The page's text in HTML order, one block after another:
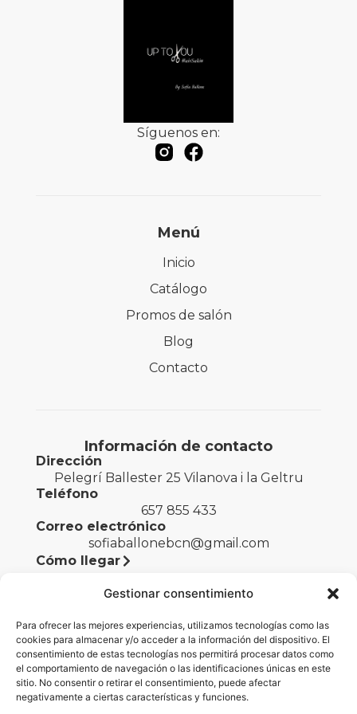
Gestionar consentimiento
Para ofrecer las mejores experiencias, utilizamos tecnologías como las
cookies para almacenar y/o acceder a la información del dispositivo. El
consentimiento de estas tecnologías nos permitirá procesar datos como
el comportamiento de navegación o las identificaciones únicas en este
sitio. No consentir o retirar el consentimiento, puede afectar
negativamente a ciertas características y funciones.
Síguenos en:
Menú
Inicio
Catálogo
Promos de salón
Blog
Contacto
Información de contacto
Dirección
Pelegrí Ballester 25 Vilanova i la Geltru
Teléfono
657 855 433
Correo electrónico
sofiaballonebcn@gmail.com
Cómo llegar
Legal
Aviso legal
Políticas de privacidad